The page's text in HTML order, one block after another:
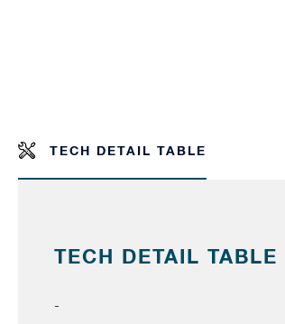
TECH DETAIL TABLE
TECH DETAIL TABLE
-